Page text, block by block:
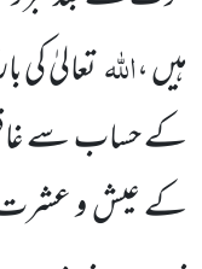
ہیں ،اللہتعالیٰ کی
کے حساب سے
کے عیش و عشرت